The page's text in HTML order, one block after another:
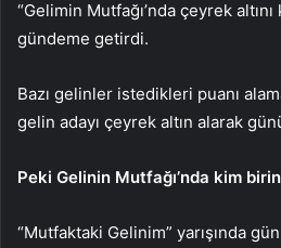
“Gelimin Mutfağı’nda çeyrek
gündeme getirdi.
Bazı gelinler istedikleri puanı
gelin adayı çeyrek altın alarak
Peki Gelinin Mutfağı’nda kim
“Mutfaktaki Gelinim” yarışında